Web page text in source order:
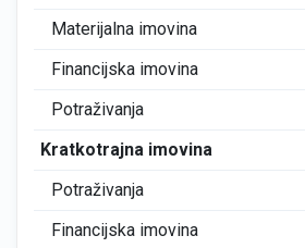
Materijalna imovina
Financijska imovina
Potraživanja
Kratkotrajna imovina
Potraživanja
Financijska imovina